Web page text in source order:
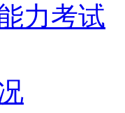
力考试